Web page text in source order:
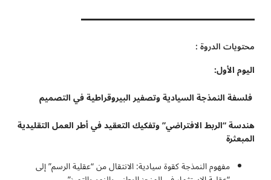
محتويات الدروة :
اليوم الأول:
فلسفة النمذجة السيادية وتصفير البيروقراطية في التصميم
هندسة “الربط الافتراضي” وتفكيك التعقيد في أطر العمل التقليدية
المبعثرة
مفهوم النمذجة كقوة سيادية: الانتقال من “عقلية الرسم” إلى